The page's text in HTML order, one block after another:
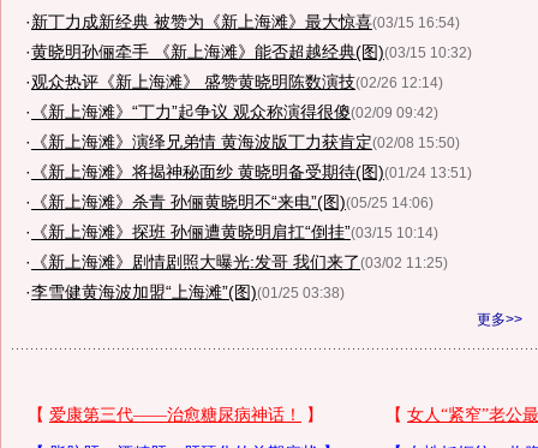
·新丁力成新经典 被赞为《新上海滩》最大惊喜(03/15 16:54)
·黄晓明孙俪牵手 《新上海滩》能否超越经典(图)(03/15 10:32)
·观众热评《新上海滩》 盛赞黄晓明陈数演技(02/26 12:14)
· 《新上海滩》“丁力”起争议 观众称演得很傻(02/09 09:42)
· 《新上海滩》演绎兄弟情 黄海波版丁力获肯定(02/08 15:50)
· 《新上海滩》将揭神秘面纱 黄晓明备受期待(图)(01/24 13:51)
· 《新上海滩》杀青 孙俪黄晓明不“来电”(图)(05/25 14:06)
· 《新上海滩》探班 孙俪遭黄晓明肩扛“倒挂”(03/15 10:14)
· 《新上海滩》剧情剧照大曝光:发哥 我们来了(03/02 11:25)
·李雪健黄海波加盟“上海滩”(图)(01/25 03:38)
更多>>